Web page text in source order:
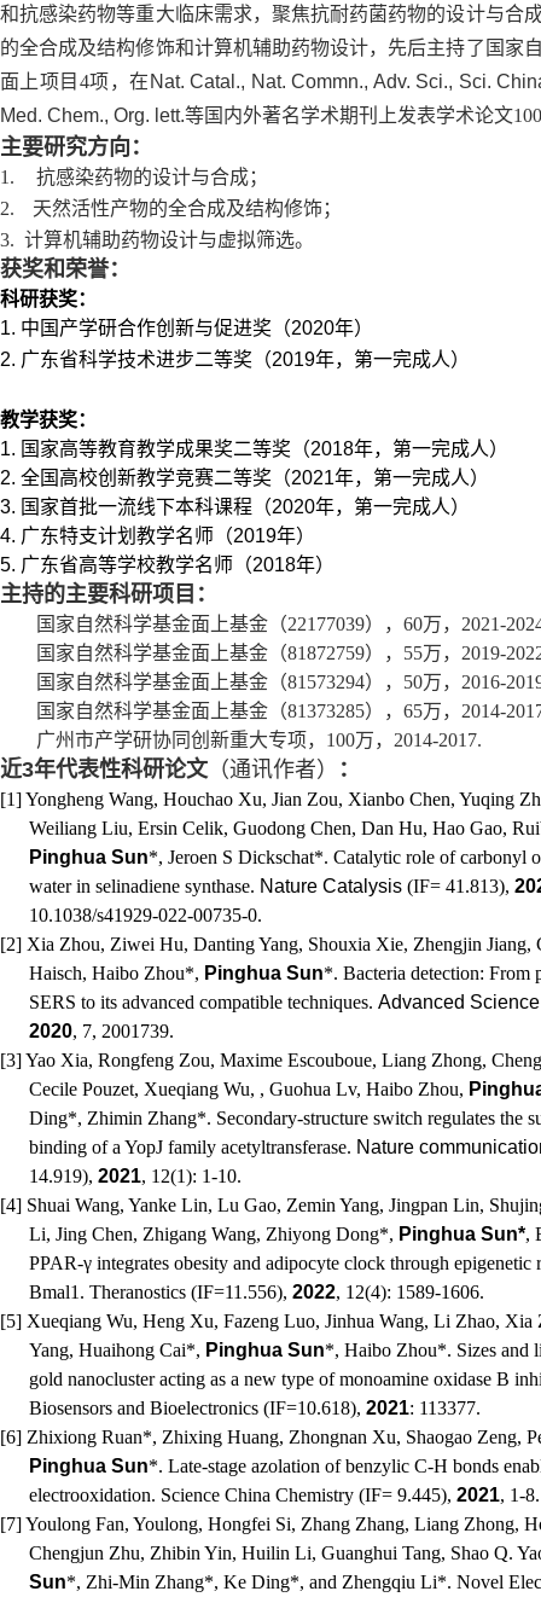
和抗感染药物等重大临床需求，聚焦抗耐药菌药物的设计与合
的全合成及结构修饰和计算机辅助药物设计，先后主持了国家
面上项目 4项，在 Nat. Catal., Nat. Commn., Adv. Sci., Sci.
Med. Chem., Org. lett.等国内外著名学术期刊上发表学术论文100
主要研究方向：
1.
抗感染药物的设计与合成；
2.
天然活性产物的全合成及结构修饰；
3. 计算机辅助药物设计与虚拟筛选。
获奖和荣誉：
科研获奖：
1. 中国产学研合作创新与促进奖 （2020年）
2. 广东省科学技术进步二等奖 （2019年，第一完成人）
教学获奖：
1. 国家高等教育教学成果奖二等奖 （2018年，第一完成人）
2. 全国高校创新教学竞赛二等奖（2021年，第一完成人）
3. 国家首批一流线下本科课程（2020年，第一完成人）
4. 广东特支计划教学名师（2019年）
5. 广东省高等学校教学名师（2018年）
主持的主要科研项目：
国家自然科学基金面上基金 （22177039）， 60万， 2021-
国家自然科学基金面上基金 （81872759）， 55万， 2019-
国家自然科学基金面上基金 （81573294） ， 50万， 2016-
国家自然科学基金面上基金 （81373285） ， 65万， 2014-
广州市产学研协同创新重大专项， 100万， 2014-2017.
近3年代表性科研论文 （通讯作者） ：
[1] Yongheng Wang, Houchao Xu, Jian Zou, Xianbo Chen, Yuqing
Weiliang Liu, Ersin Celik, Guodong Chen, Dan Hu, Hao Gao,
Pinghua Sun*, Jeroen S Dickschat*. Catalytic role of carbonyl
water in selinadiene synthase. Nature Catalysis (IF= 41.813),
10.1038/s41929-022-00735-0.
[2] Xia Zhou, Ziwei Hu, Danting Yang, Shouxia Xie, Zhengjin Jiang,
Haisch, Haibo Zhou*, Pinghua Sun*. Bacteria detection: From
SERS to its advanced compatible techniques. Advanced Science
2020, 7, 2001739.
[3] Yao Xia, Rongfeng Zou, Maxime Escouboue, Liang Zhong,
Cecile Pouzet, Xueqiang Wu, , Guohua Lv, Haibo Zhou,
Ding*, Zhimin Zhang*. Secondary-structure switch regulates the
binding of a YopJ family acetyltransferase. Nature
14.919), 2021, 12(1): 1-10.
[4] Shuai Wang, Yanke Lin, Lu Gao, Zemin Yang, Jingpan Lin,
Li, Jing Chen, Zhigang Wang, Zhiyong Dong*, Pinghua Sun*,
PPAR-γ integrates obesity and adipocyte clock through epigenetic
Bmal1. Theranostics (IF=11.556), 2022, 12(4): 1589-1606.
[5] Xueqiang Wu, Heng Xu, Fazeng Luo, Jinhua Wang, Li Zhao, Xia
Yang, Huaihong Cai*, Pinghua Sun*, Haibo Zhou*. Sizes and
gold nanocluster acting as a new type of monoamine oxidase B
Biosensors and Bioelectronics (IF=10.618), 2021: 113377.
[6] Zhixiong Ruan*, Zhixing Huang, Zhongnan Xu, Shaogao Zeng,
Pinghua Sun*. Late-stage azolation of benzylic C-H bonds
electrooxidation. Science China Chemistry (IF= 9.445), 2021, 1-8.
[7] Youlong Fan, Youlong, Hongfei Si, Zhang Zhang, Liang Zhong,
Chengjun Zhu, Zhibin Yin, Huilin Li, Guanghui Tang, Shao Q.
Sun*, Zhi-Min Zhang*, Ke Ding*, and Zhengqiu Li*. Novel